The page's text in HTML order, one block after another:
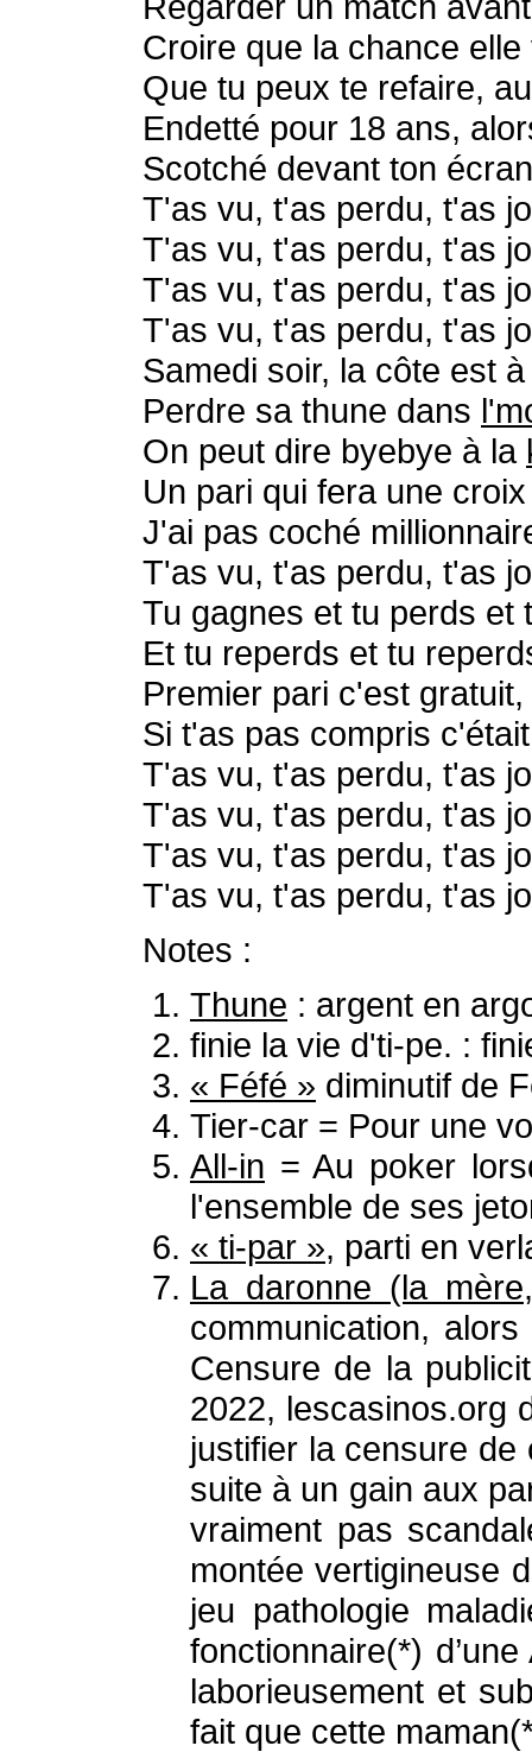
Croire que la chance
Que tu peux te refaire,
Endetté pour 18 ans,
Scotché devant ton
T'as vu, t'as perdu, t'as
T'as vu, t'as perdu, t'as
T'as vu, t'as perdu, t'as
T'as vu, t'as perdu, t'as
Samedi soir, la côte est
Perdre sa thune dans
On peut dire byebye à la
Un pari qui fera une
J'ai pas coché
T'as vu, t'as perdu, t'as
Tu gagnes et tu perds et
Et tu reperds et tu
Premier pari c'est
Si t'as pas compris
T'as vu, t'as perdu, t'as
T'as vu, t'as perdu, t'as
T'as vu, t'as perdu, t'as
T'as vu, t'as perdu, t'as
Notes :
Thune : argent en
finie la vie d'ti-pe. :
« Féfé » diminutif de
Tier-car = Pour une
All-in = Au poker
l'ensemble de ses
« ti-par », parti en
La daronne (la
communication,
Censure de la
2022, lescasinos.org
justifier la censure de
suite à un gain aux
vraiment pas
montée vertigineuse
jeu pathologie
fonctionnaire(*)
laborieusement et
fait que cette